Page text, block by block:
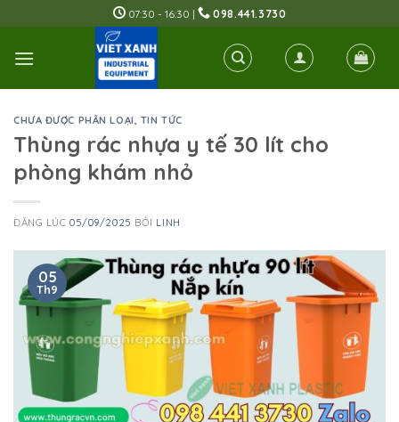
to
content
07:30 - 16:30 | 098.441.3730
CHƯA ĐƯỢC PHÂN LOẠI, TIN TỨC
Thùng rác nhựa y tế 30 lít cho
phòng khám nhỏ
ĐĂNG LÚC05/09/2025 BỞI LINH
05
Th9